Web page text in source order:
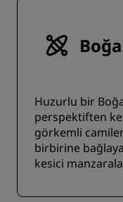
Huzurlu bir
perspektiften
görkemli
birbirine
kesici